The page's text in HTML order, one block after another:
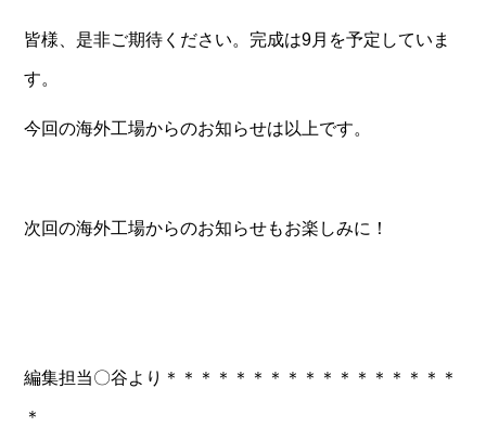
皆様、是非ご期待ください。完成は9月を予定していま
す。
今回の海外工場からのお知らせは以上です。
次回の海外工場からのお知らせもお楽しみに！
編集担当〇谷より＊＊＊＊＊＊＊＊＊＊＊＊＊＊＊＊＊
＊